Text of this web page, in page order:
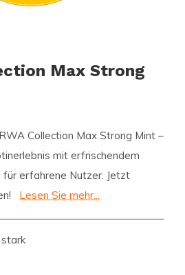
Max Strong
Collection Max Strong Mint –
mit erfrischendem
für erfahrene Nutzer. Jetzt
Lesen Sie mehr...